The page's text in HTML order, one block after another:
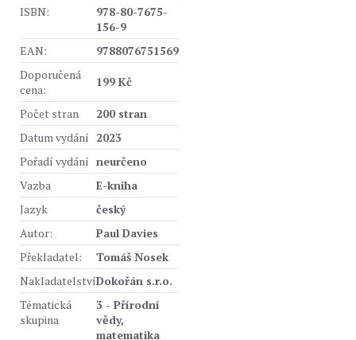
ISBN:
978-80-7675-
156-9
EAN:
9788076751569
Doporučená
cena:
199 Kč
Počet stran
200 stran
Datum vydání 2023
Pořadí vydání neurčeno
Vazba
E-kniha
Jazyk
český
Autor:
Paul Davies
Překladatel:
Tomáš Nosek
NakladatelstvíDokořán s.r.o.
Tématická
skupina
3 - Přírodní
vědy,
matematika